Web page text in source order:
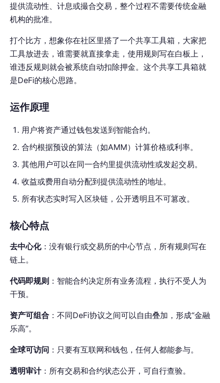
提供流动性、计息或撮合交易，整个过程不需要传统金融
机构的批准。
打个比方，想象你在社区里搭了一个共享工具箱，大家把
工具放进去，谁需要就直接拿走，使用规则写在白板上，
谁违反规则就会被系统自动扣除押金。这个共享工具箱就
是DeFi的核心思路。
运作原理
用户将资产通过钱包发送到智能合约。
合约根据预设的算法（如AMM）计算价格或利率。
其他用户可以在同一合约里提供流动性或发起交易。
收益或费用自动分配到提供流动性的地址。
所有状态实时写入区块链，公开透明且不可篡改。
核心特点
去中心化：没有银行或交易所的中心节点，所有规则写在
链上。
代码即规则 ：智能合约决定所有业务流程，执行不受人为
干预。
资产可组合 ：不同DeFi协议之间可以自由叠加，形成“金融
乐高”。
全球可访问 ：只要有互联网和钱包，任何人都能参与。
透明审计：所有交易和合约状态公开，可自行查验。